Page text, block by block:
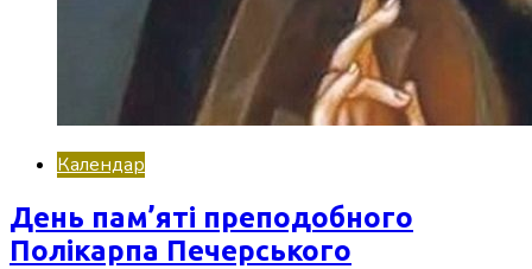
Календар
День пам’яті преподобного
Полікарпа Печерського